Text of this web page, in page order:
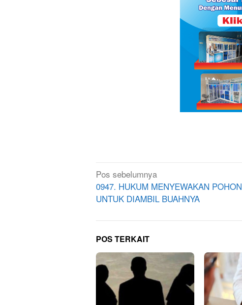
Navigasi
pos
Pos sebelumnya
0947. HUKUM MENYEWAKAN POHON
UNTUK DIAMBIL BUAHNYA
POS TERKAIT